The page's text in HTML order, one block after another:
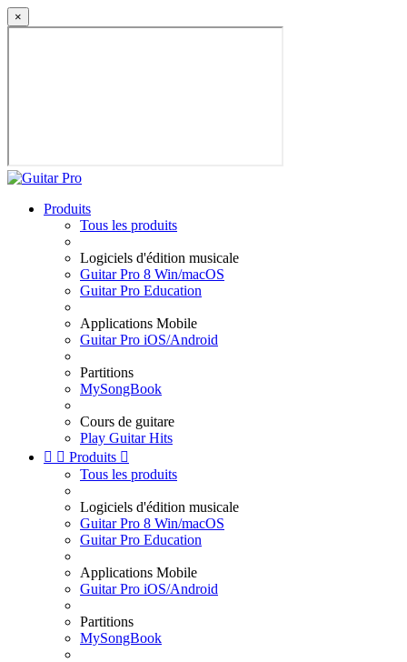
×
Produits
Tous les produits
Logiciels d'édition musicale
Guitar Pro 8 Win/macOS
Guitar Pro Education
Applications Mobile
Guitar Pro iOS/Android
Partitions
MySongBook
Cours de guitare
Play Guitar Hits
  Produits 
Tous les produits
Logiciels d'édition musicale
Guitar Pro 8 Win/macOS
Guitar Pro Education
Applications Mobile
Guitar Pro iOS/Android
Partitions
MySongBook